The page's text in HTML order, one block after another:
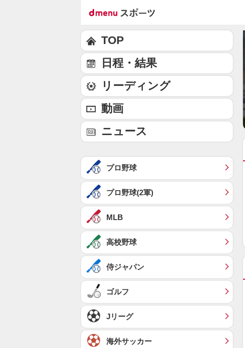
TOP
日程・結果
リーディング
動画
ニュース
プロ野球
プロ野球(2軍)
MLB
高校野球
侍ジャパン
ゴルフ
Jリーグ
海外サッカー